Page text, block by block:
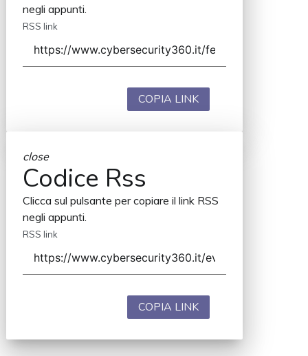
negli appunti.
RSS link
COPIA LINK
close
Codice Rss
Clicca sul pulsante per copiare il link RSS
negli appunti.
RSS link
COPIA LINK